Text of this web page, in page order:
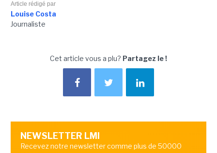
Article rédigé par
Louise Costa
Journaliste
Cet article vous a plu? Partagez le !
NEWSLETTER LMI
Recevez notre newsletter comme plus de 50000